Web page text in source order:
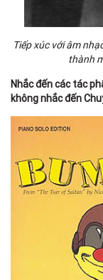
Tiếp xúc với âm
thành
Nhắc đến các tác
không nhắc đến